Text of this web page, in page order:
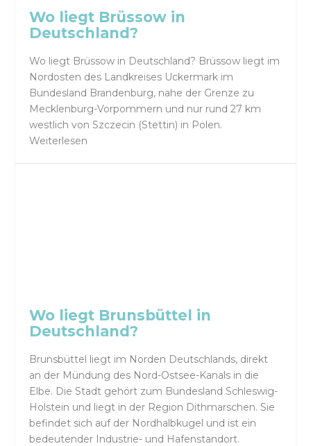
Wo liegt Brüssow in
Deutschland?
Wo liegt Brüssow in Deutschland? Brüssow liegt im
Nordosten des Landkreises Uckermark im
Bundesland Brandenburg, nahe der Grenze zu
Mecklenburg-Vorpommern und nur rund 27 km
westlich von Szczecin (Stettin) in Polen.
Weiterlesen
Wo liegt Brunsbüttel in
Deutschland?
Brunsbüttel liegt im Norden Deutschlands, direkt
an der Mündung des Nord-Ostsee-Kanals in die
Elbe. Die Stadt gehört zum Bundesland Schleswig-
Holstein und liegt in der Region Dithmarschen. Sie
befindet sich auf der Nordhalbkugel und ist ein
bedeutender Industrie- und Hafenstandort.